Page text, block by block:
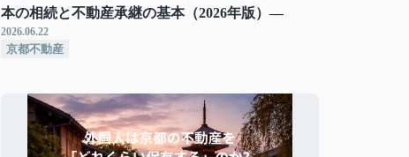
本の相続と不動産承継の基本（2026年版）―
2026.06.22
京都不動産